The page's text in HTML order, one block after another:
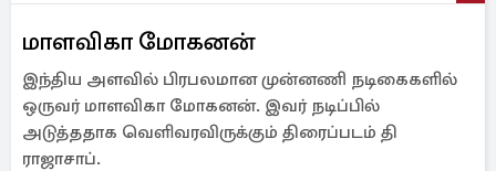
மாளவிகா மோகனன்
இந்திய அளவில் பிரபலமான முன்னணி நடிகைகளில்
ஒருவர் மாளவிகா மோகனன். இவர் நடிப்பில்
அடுத்ததாக வெளிவரவிருக்கும் திரைப்படம் தி
ராஜாசாப்.